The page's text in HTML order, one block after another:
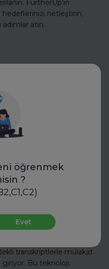
öğrenmek
?
Evet
FurtherUp’ın
netleştirin,
atın.
Yeni Dönem:
transkriptlerle mülakat
Bu teknoloji,